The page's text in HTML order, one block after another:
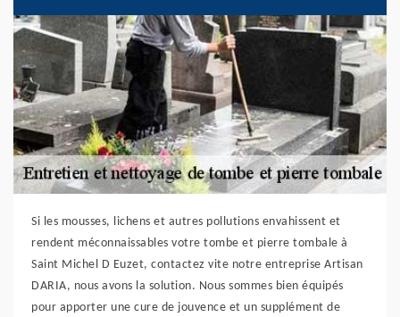
Si les mousses, lichens et autres pollutions envahissent et
rendent méconnaissables votre tombe et pierre tombale à
Saint Michel D Euzet, contactez vite notre entreprise Artisan
DARIA, nous avons la solution. Nous sommes bien équipés
pour apporter une cure de jouvence et un supplément de